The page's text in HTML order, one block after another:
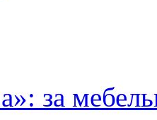
за